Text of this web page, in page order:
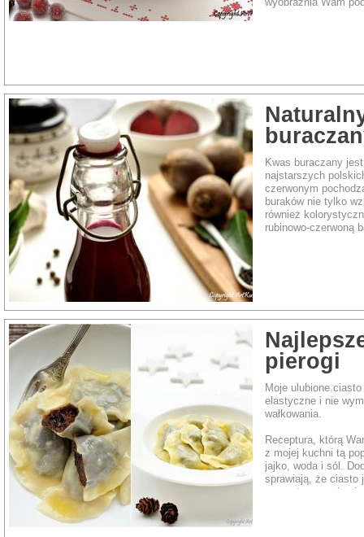
Kwas buraczany
najstarszych
czerwonym
buraków nie tylko
również
rubinowo-czerwoną
pierogi
Moje ulubione
elastyczne i nie
wałkowania.
Receptura, którą
z mojej kuchni tą
jajko, woda i sól.
sprawiają, że ciasto
przygotowywania